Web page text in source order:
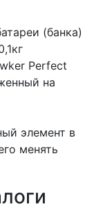
(банка)
Perfect
на
элемент в
менять